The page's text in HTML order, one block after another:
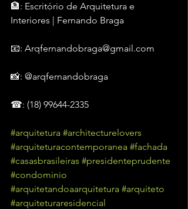
🏦: Escritório de Arquitetura e
Interiores | Fernando Braga
📧: Arqfernandobraga@gmail.com
📸: @arqfernandobraga
☎: (18) 99644-2335
#arquitetura #architecturelovers
#arquiteturacontemporanea #fachada
#casasbrasileiras #presidenteprudente
#condominio
#arquitetandoaarquitetura #arquiteto
#arquiteturaresidencial